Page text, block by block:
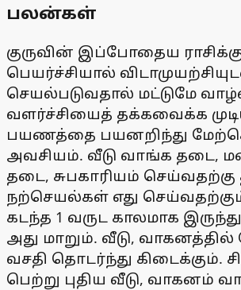
பலன்கள்
குருவின் இப்போதைய
பெயர்ச்சியால்
செயல்படுவதால் மட்டுமே
வளர்ச்சியைத் தக்கவைக்க
பயணத்தை பயனறிந்து
அவசியம். வீடு வாங்க தடை,
தடை, சுபகாரியம்
நற்செயல்கள் எது
கடந்த 1 வருட காலமாக
அது மாறும். வீடு, வாகனத்தில்
வசதி தொடர்ந்து கிடைக்கும்.
பெற்று புதிய வீடு, வாகனம்